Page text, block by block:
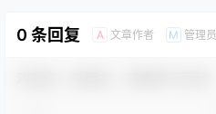
牌实验室发…
立起来的集古代建筑群、宫
廷收藏、历代文化艺术为一
0 条回复 A 文章作者 M 管理员